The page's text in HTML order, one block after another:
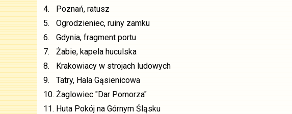
4.
Poznań, ratusz
5.
Ogrodzieniec, ruiny zamku
6.
Gdynia, fragment portu
7.
Żabie, kapela huculska
8.
Krakowiacy w strojach ludowych
9.
Tatry, Hala Gąsienicowa
10. Żaglowiec "Dar Pomorza"
11. Huta Pokój na Górnym Śląsku